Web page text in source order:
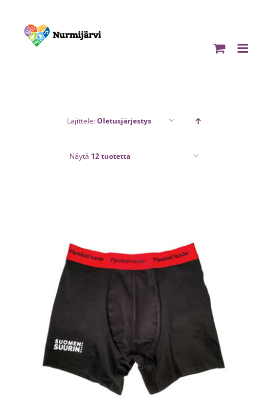
content
Lajittele:Oletusjärjestys
Näytä 12 tuotetta
VALITSE VAIHTOEHDOISTA LISÄTIEDOT